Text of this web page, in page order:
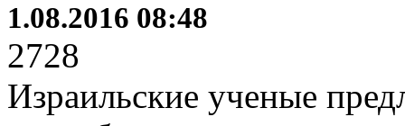
1.08.2016 08:48
2728
Израильские ученые